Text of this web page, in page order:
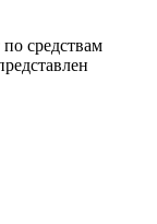
средствам